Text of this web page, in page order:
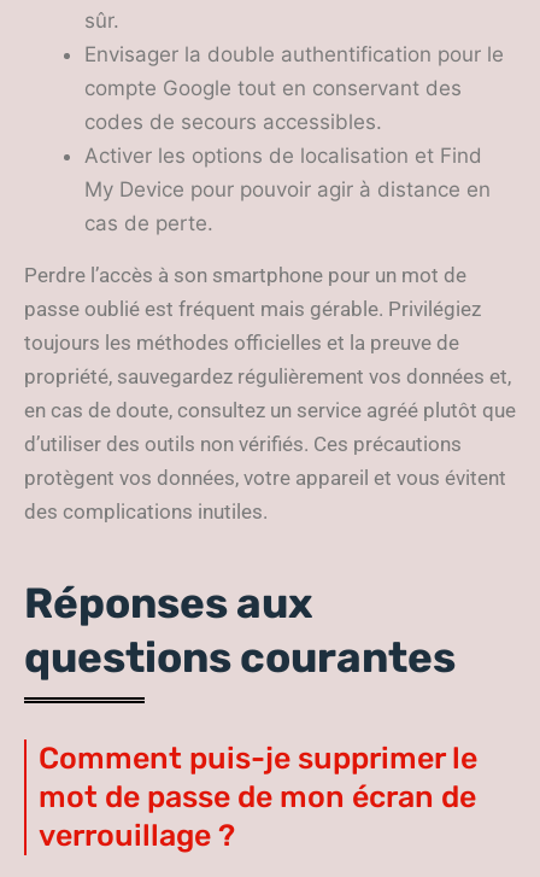
sûr.
Envisager la double authentification pour le
compte Google tout en conservant des
codes de secours accessibles.
Activer les options de localisation et Find
My Device pour pouvoir agir à distance en
cas de perte.
Perdre l’accès à son smartphone pour un mot de
passe oublié est fréquent mais gérable. Privilégiez
toujours les méthodes officielles et la preuve de
propriété, sauvegardez régulièrement vos données et,
en cas de doute, consultez un service agréé plutôt que
d’utiliser des outils non vérifiés. Ces précautions
protègent vos données, votre appareil et vous évitent
des complications inutiles.
Réponses aux
questions courantes
Comment puis-je supprimer le
mot de passe de mon écran de
verrouillage ?